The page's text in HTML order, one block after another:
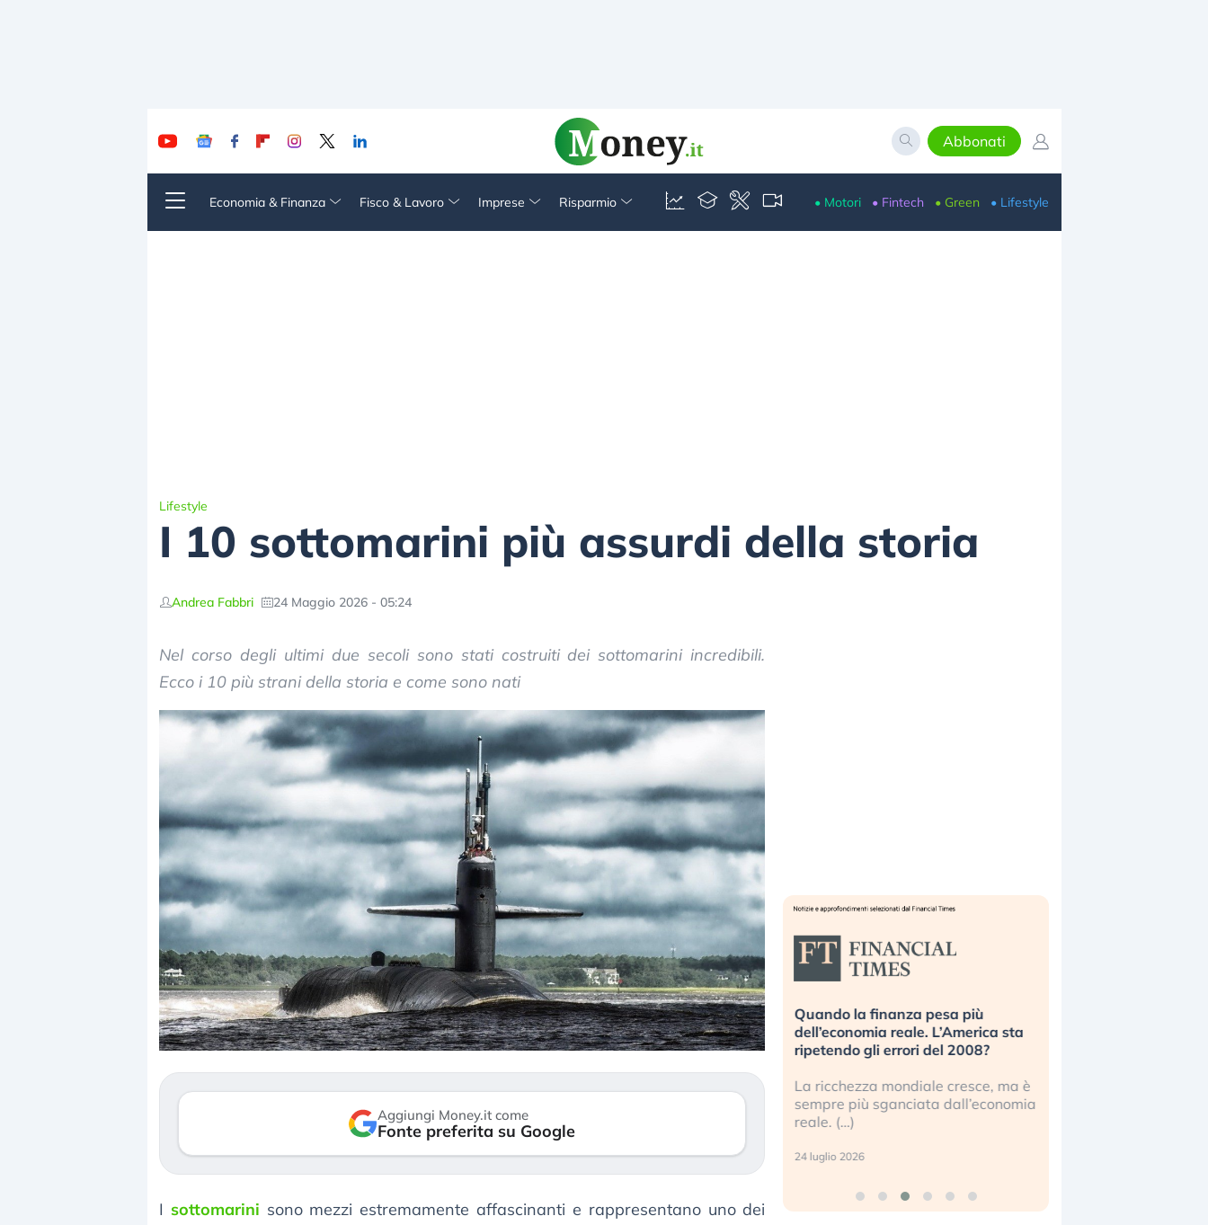
Abbonati
Economia & Finanza Fisco & Lavoro Imprese Risparmio • Motori • Fintech • Green • Lifestyle
Lifestyle
I 10 sottomarini più assurdi della storia
Andrea Fabbri 24 Maggio 2026 - 05:24
Nel corso degli ultimi due secoli sono stati costruiti dei sottomarini incredibili.
Ecco i 10 più strani della storia e come sono nati
Aggiungi Money.it come
Fonte preferita su Google
I sottomarini sono mezzi estremamente affascinanti e rappresentano uno dei
Dalle valutazioni estreme alla
correzione. Cosa sta guidando il
repricing degli asset?
3 agosto 2026
«La mia vita è rovinata». Investitori
in preda al panico dopo lo scoppio
della bolla AI
Kospi, mentre gli investitori retail (…)
30 luglio 2026
Quando la finanza pesa più
dell’economia reale. L’America sta
ripetendo gli errori del 2008?
La ricchezza mondiale cresce, ma è
sempre più sganciata dall’economia
reale. (…)
24 luglio 2026